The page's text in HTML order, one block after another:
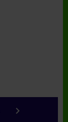
keyboard_arrow_right